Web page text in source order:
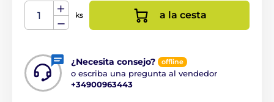
ks a la cesta
¿Necesita consejo? offline
o escriba una pregunta al vendedor
+34900963443